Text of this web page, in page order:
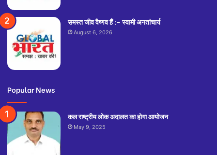
समस्त जीव वैष्णव हैं :– स्वामी अनतांचार्य
August 6, 2026
Popular News
कल राष्ट्रीय लोक अदालत का होगा आयोजन
May 9, 2025